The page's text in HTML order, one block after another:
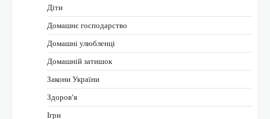
Діти
Домашнє господарство
Домашні улюбленці
Домашній затишок
Закони України
Здоров'я
Ігри